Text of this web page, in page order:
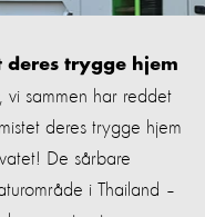
deres trygge hjem
vi sammen har reddet
deres trygge hjem
De sårbare
i Thailand –